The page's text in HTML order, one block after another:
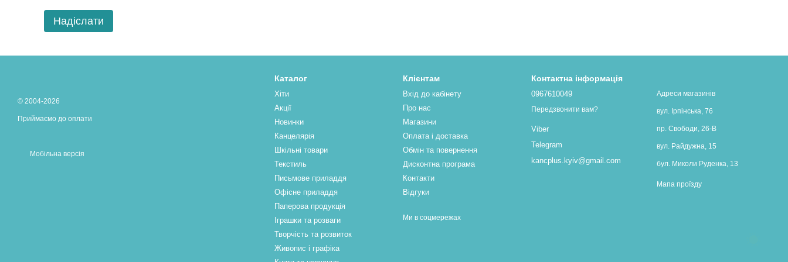
Надіслати
© 2004-2026
Приймаємо до оплати
Мобільна версія
Каталог
Хіти
Акції
Новинки
Канцелярія
Шкільні товари
Текстиль
Письмове приладдя
Офісне приладдя
Паперова продукцiя
Іграшки та розваги
Творчість та розвиток
Живопис і графіка
Клієнтам
Вхід до кабінету
Про нас
Магазини
Оплата і доставка
Обмін та повернення
Дисконтна програма
Контакти
Відгуки
Ми в соцмережах
Контактна інформація
0967610049
Передзвонити вам?
Viber
Telegram
kancplus.kyiv@gmail.com
Адреси магазинів
вул. Ірпінська, 76
пр. Свободи, 26-В
вул. Райдужна, 15
бул. Миколи Руденка, 13
Мапа проїзду